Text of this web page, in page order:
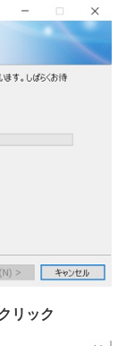
リック